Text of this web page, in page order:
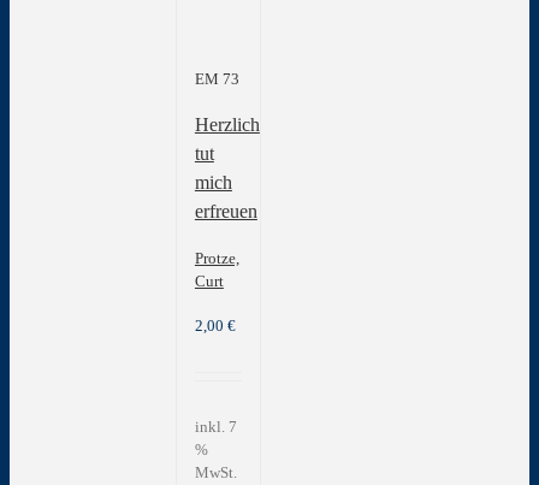
EM 73
Herzlich
tut
mich
erfreuen
Protze,
Curt
2,00 €
inkl. 7
%
MwSt.